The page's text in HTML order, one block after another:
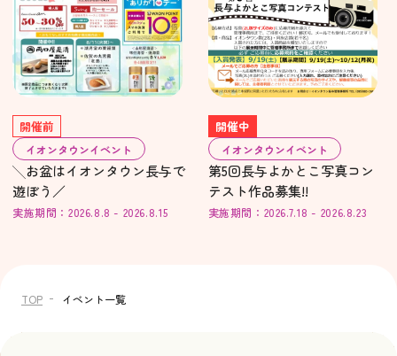
開催前
イオンタウンイベント
╲お盆はイオンタウン長与で
遊ぼう／
実施期間：2026.8.8 - 2026.8.15
開催中
イオンタウンイベント
第5回長与よかとこ写真コン
テスト作品募集!!
実施期間：2026.7.18 - 2026.8.23
TOP イベント一覧